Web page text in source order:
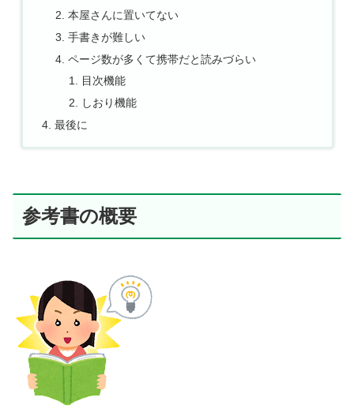
本屋さんに置いてない
手書きが難しい
ページ数が多くて携帯だと読みづらい
目次機能
しおり機能
最後に
参考書の概要